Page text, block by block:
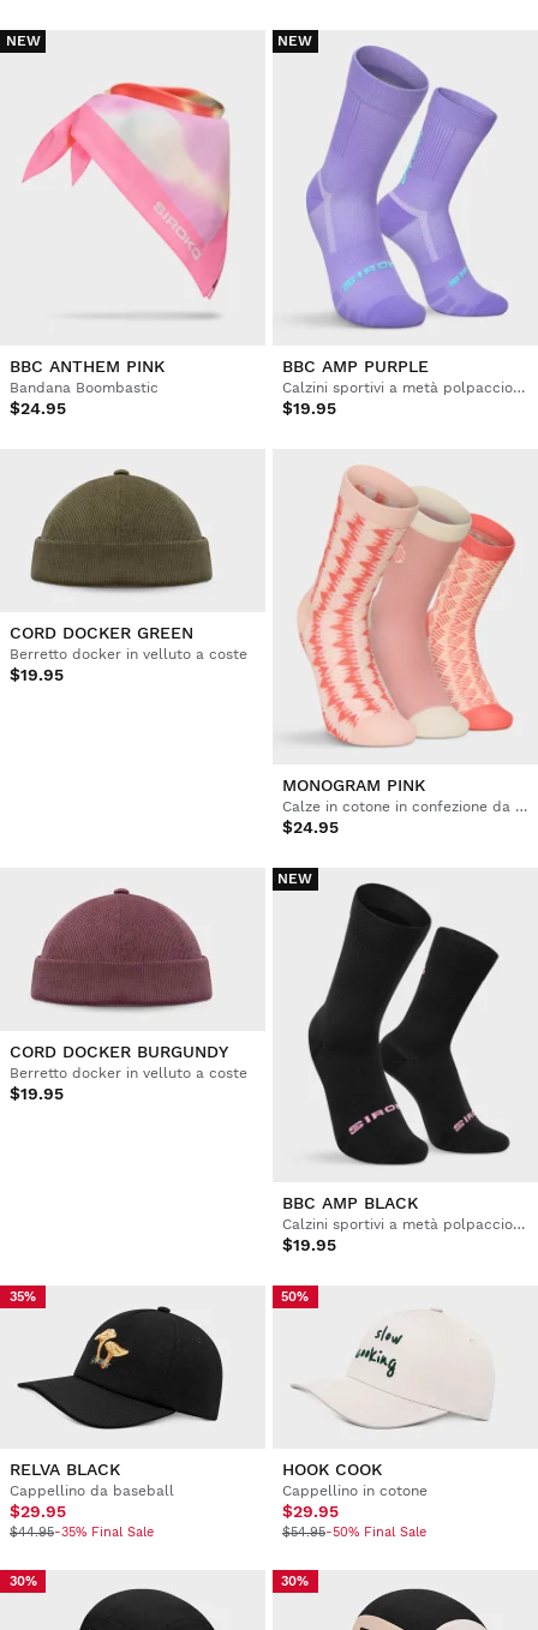
NEW
BBC ANTHEM PINK
Bandana Boombastic
$24.95
NEW
BBC AMP PURPLE
Calzini sportivi a metà polpaccio Boombastic
$19.95
CORD DOCKER GREEN
Berretto docker in velluto a coste
$19.95
MONOGRAM PINK
Calze in cotone in confezione da 3 paia
$24.95
CORD DOCKER BURGUNDY
Berretto docker in velluto a coste
$19.95
NEW
BBC AMP BLACK
Calzini sportivi a metà polpaccio Boombastic
$19.95
35%
RELVA BLACK
Cappellino da baseball
$29.95
$44.95-35% Final Sale
50%
HOOK COOK
Cappellino in cotone
$29.95
$54.95-50% Final Sale
30% 30%